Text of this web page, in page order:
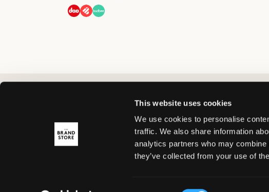
This website uses cookies
We use cookies to personalise
traffic. We also share information
analytics partners who may
they’ve collected from your use of